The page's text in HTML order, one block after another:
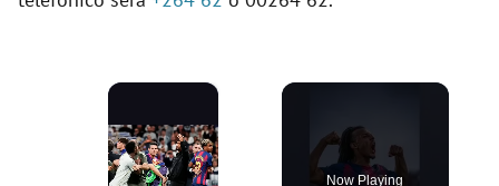
×
Now Playing